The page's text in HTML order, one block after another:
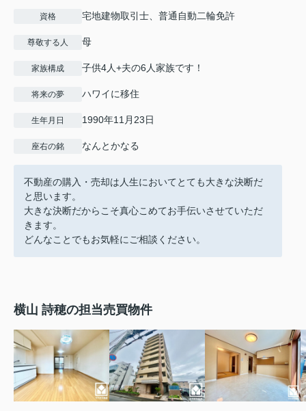
資格 宅地建物取引士、普通自動二輪免許
尊敬する人 母
家族構成 子供4人+夫の6人家族です！
将来の夢 ハワイに移住
生年月日 1990年11月23日
座右の銘 なんとかなる
不動産の購入・売却は人生においてとても大きな決断だ
と思います。
大きな決断だからこそ真心こめてお手伝いさせていただ
きます。
どんなことでもお気軽にご相談ください。
横山 詩穂の担当売買物件